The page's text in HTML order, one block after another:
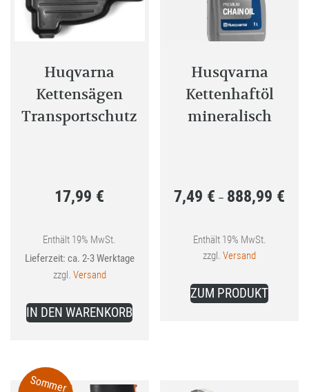
gewählt
Huqvarna
Kettensägen
Transportschutz
17,99 €
Enthält 19% MwSt.
Lieferzeit: ca. 2-3 Werktage
zzgl. Versand
IN DEN WARENKORB
Husqvarna
Kettenhaftöl
mineralisch
7,49 € – 888,99 €
Enthält 19% MwSt.
zzgl.Versand
ZUM PRODUKTProdukt
Sommer